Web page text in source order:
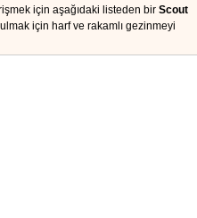
için aşağıdaki listeden bir Scout
için harf ve rakamlı gezinmeyi